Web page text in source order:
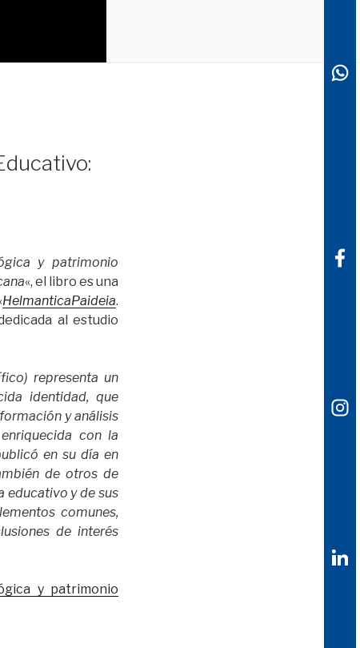
y patrimonio
«, el libro es una
HelmanticaPaideia.
al estudio
representa un
identidad, que
y análisis
con la
en su día en
de otros de
educativo y de sus
comunes,
de interés
y patrimonio